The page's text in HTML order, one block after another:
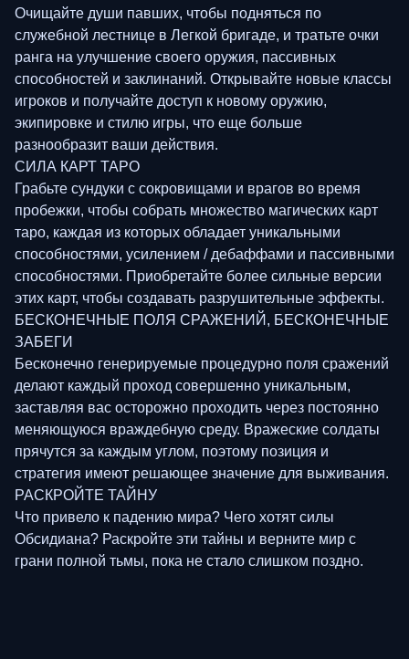
Очищайте души павших, чтобы подняться по
служебной лестнице в Легкой бригаде, и тратьте очки
ранга на улучшение своего оружия, пассивных
способностей и заклинаний. Открывайте новые классы
игроков и получайте доступ к новому оружию,
экипировке и стилю игры, что еще больше
разнообразит ваши действия.
СИЛА КАРТ ТАРО
Грабьте сундуки с сокровищами и врагов во время
пробежки, чтобы собрать множество магических карт
таро, каждая из которых обладает уникальными
способностями, усилением / дебаффами и пассивными
способностями. Приобретайте более сильные версии
этих карт, чтобы создавать разрушительные эффекты.
БЕСКОНЕЧНЫЕ ПОЛЯ СРАЖЕНИЙ, БЕСКОНЕЧНЫЕ
ЗАБЕГИ
Бесконечно генерируемые процедурно поля сражений
делают каждый проход совершенно уникальным,
заставляя вас осторожно проходить через постоянно
меняющуюся враждебную среду. Вражеские солдаты
прячутся за каждым углом, поэтому позиция и
стратегия имеют решающее значение для выживания.
РАСКРОЙТЕ ТАЙНУ
Что привело к падению мира? Чего хотят силы
Обсидиана? Раскройте эти тайны и верните мир с
грани полной тьмы, пока не стало слишком поздно.